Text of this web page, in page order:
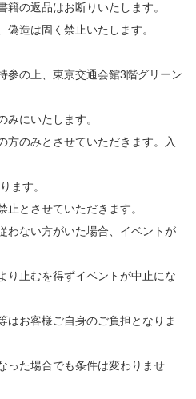
の返品はお断りいたします。
造は固く禁止いたします。
参の上、東京交通会館3階グリーン
にいたします。
のみとさせていただきます。入
ます。
とさせていただきます。
わない方がいた場合、イベントが
り止むを得ずイベントが中止にな
お客様ご自身のご負担となりま
った場合でも条件は変わりませ